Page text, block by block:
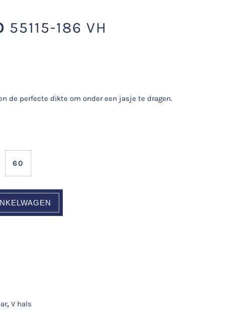
55115-186 VH
de perfecte dikte om onder een jasje te dragen.
60
, V hals